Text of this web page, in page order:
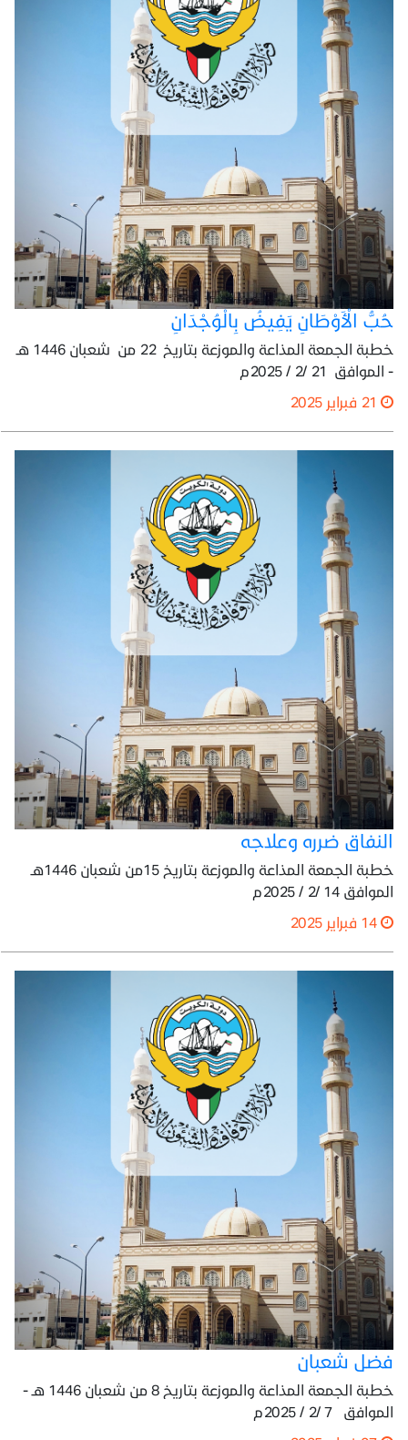
حُبُّ الْأَوْطَانِ يَفِيضُ بِالْوُجْدَانِ
خطبة الجمعة المذاعة والموزعة بتاريخ 22 من شعبان 1446 هـ
- الموافق 21 /2 / 2025م
النفاق ضرره وعلاجه
خطبة الجمعة المذاعة والموزعة بتاريخ 15من شعبان 1446هـ
الموافق 14 /2 / 2025م
فضل شعبان
خطبة الجمعة المذاعة والموزعة بتاريخ 8 من شعبان 1446 هـ -
الموافق 7 /2 / 2025م